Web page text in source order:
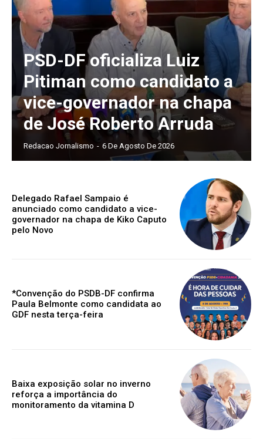
PSD-DF oficializa Luiz
Pitiman como candidato a
vice-governador na chapa
de José Roberto Arruda
Redacao Jornalismo - 6 De Agosto De 2026
Delegado Rafael Sampaio é
anunciado como candidato a vice-
governador na chapa de Kiko Caputo
pelo Novo
*Convenção do PSDB-DF confirma
Paula Belmonte como candidata ao
GDF nesta terça-feira
Baixa exposição solar no inverno
reforça a importância do
monitoramento da vitamina D